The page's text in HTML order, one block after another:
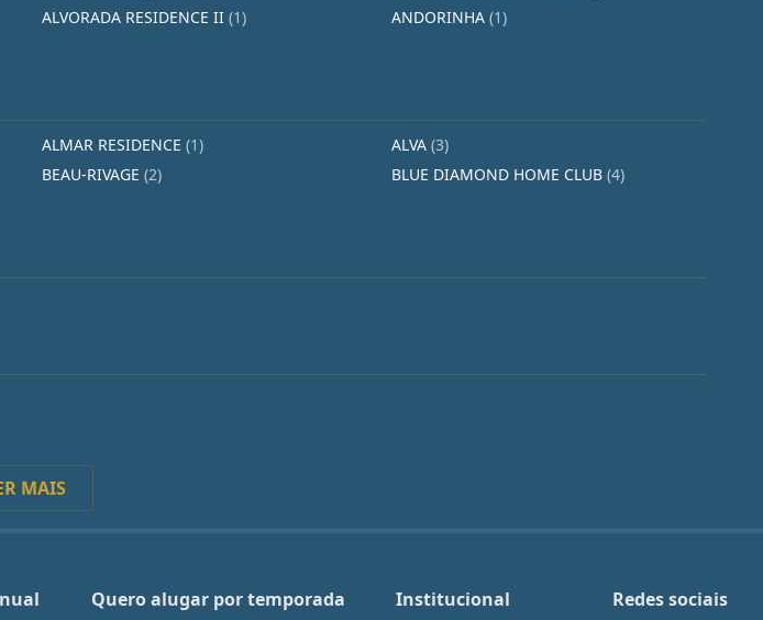
ALVORADA RESIDENCE II (1) ANDORINHA (1)
ALMAR RESIDENCE (1) ALVA (3)
BEAU-RIVAGE (2) BLUE DIAMOND HOME CLUB (4)
MAIS
Quero alugar por temporada Institucional Redes sociais